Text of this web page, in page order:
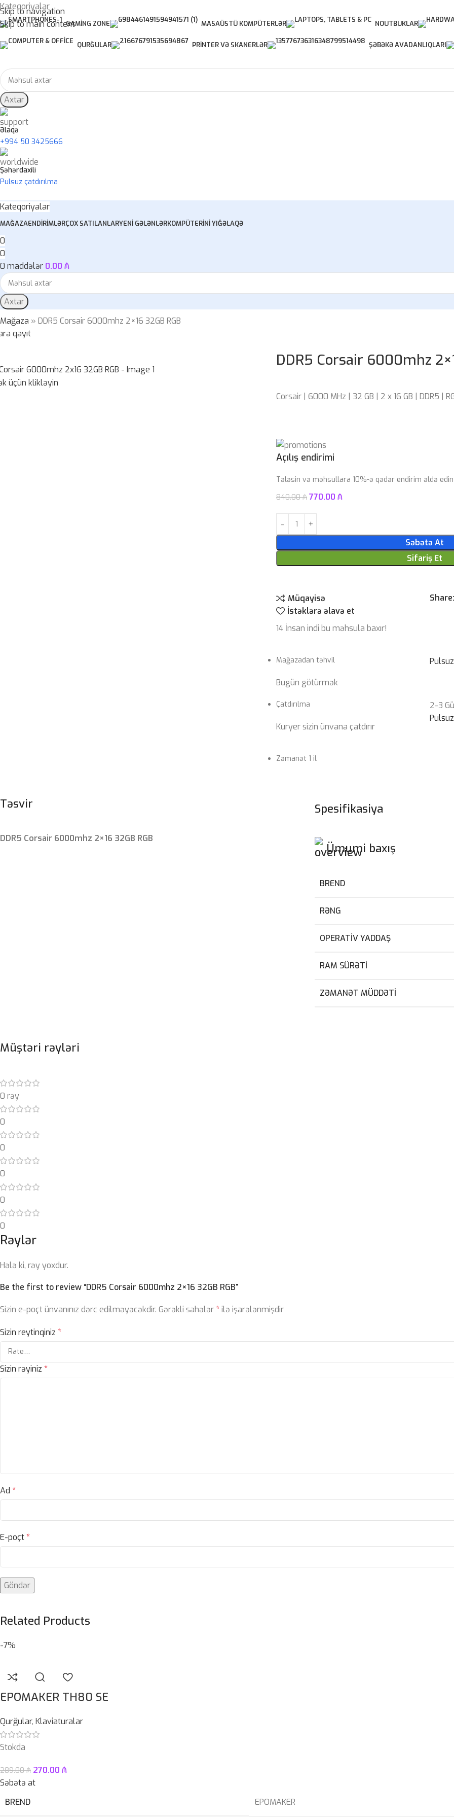
Skip to navigation
Skip to main content
Kateqoriyalar
GAMING ZONE MASAÜSTÜ KOMPÜTERLƏR NOUTBUKLAR
QURĞULAR PRINTER VƏ SKANERLƏR ŞƏBƏKƏ AVADANLIQLARI
Axtar
Əlaqə
+994 50 3425666
Şəhərdaxili
Pulsuz çatdırılma
Kateqoriyalar
MAĞAZAENDIRIMLƏRÇOX SATILANLARYENI GƏLƏNLƏRKOMPÜTERINI YIĞƏLAQƏ
0
0
0 maddələr 0.00 ₼
Axtar
Mağaza »DDR5 Corsair 6000mhz 2×16 32GB RGB
qayıt
üçün klikləyin
DDR5 Corsair 6000mhz
Corsair | 6000 MHz | 32 GB | 2 x 16 GB | DDR5 |
Açılış endirimi
Tələsin və məhsullara 10%-ə qədər endirim əldə edin
840.00₼ 770.00₼
Səbətə At
Sifariş Et
Müqayisə
İstəklərə əlavə et
14 İnsan indi bu məhsula baxır!
Mağazadan təhvil
Bugün götürmək
Pulsuz
Çatdırılma
Kuryer sizin ünvana çatdırır
2-3
Pulsuz
Zəmanət 1 il
Təsvir
DDR5 Corsair 6000mhz 2×16 32GB RGB
Spesifikasiya
Ümumi baxış
BREND
RƏNG
OPERATIV YADDAŞ
RAM SÜRƏTI
ZƏMANƏT MÜDDƏTI
Müştəri rəyləri
0 rəy
0
0
0
0
0
Rəylər
Hələ ki, rəy yoxdur.
Be the first to review “DDR5 Corsair 6000mhz 2×16 32GB RGB”
Sizin e-poçt ünvanınız dərc edilməyəcəkdir. Gərəkli sahələr*ilə işarələnmişdir
Sizin reytinqiniz *
Sizin rəyiniz *
Ad *
E-poçt*
Related Products
-7%
EPOMAKER TH80 SE
Qurğular, Klaviaturalar
Stokda
289.00₼ 270.00 ₼
Səbətə at
BREND
EPOMAKER